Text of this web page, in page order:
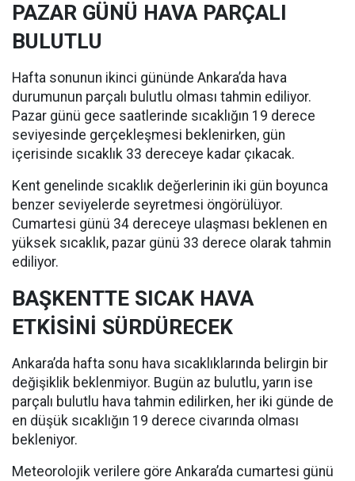
PAZAR GÜNÜ HAVA PARÇALI
BULUTLU
Hafta sonunun ikinci gününde Ankara’da hava
durumunun parçalı bulutlu olması tahmin ediliyor.
Pazar günü gece saatlerinde sıcaklığın 19 derece
seviyesinde gerçekleşmesi beklenirken, gün
içerisinde sıcaklık 33 dereceye kadar çıkacak.
Kent genelinde sıcaklık değerlerinin iki gün boyunca
benzer seviyelerde seyretmesi öngörülüyor.
Cumartesi günü 34 dereceye ulaşması beklenen en
yüksek sıcaklık, pazar günü 33 derece olarak tahmin
ediliyor.
BAŞKENTTE SICAK HAVA
ETKİSİNİ SÜRDÜRECEK
Ankara’da hafta sonu hava sıcaklıklarında belirgin bir
değişiklik beklenmiyor. Bugün az bulutlu, yarın ise
parçalı bulutlu hava tahmin edilirken, her iki günde de
en düşük sıcaklığın 19 derece civarında olması
bekleniyor.
Meteorolojik verilere göre Ankara’da cumartesi günü